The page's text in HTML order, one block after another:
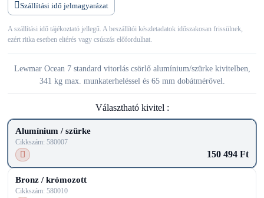
Szállítási idő jelmagyarázat
A szállítási idő tájékoztató jellegű. A beszállítói készletadatok időszakosan frissülnek,
ezért ritka esetben eltérés vagy csúszás előfordulhat.
Lewmar Ocean 7 standard vitorlás csörlő alumínium/szürke kivitelben,
341 kg max. munkaterheléssel és 65 mm dobátmérővel.
Választható kivitel :
Alumínium / szürke
Cikkszám: 580007
150 494 Ft
Bronz / krómozott
Cikkszám: 580010